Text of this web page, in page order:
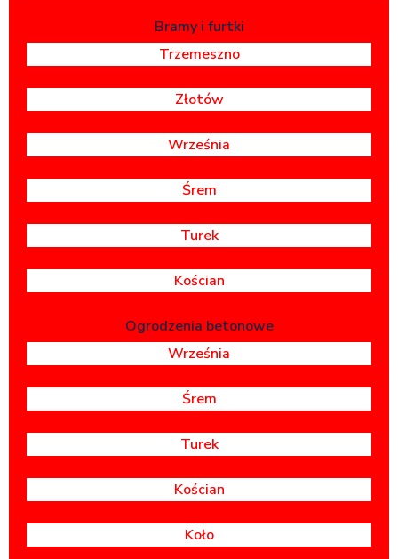
Bramy i furtki
Trzemeszno
Złotów
Września
Śrem
Turek
Kościan
Ogrodzenia betonowe
Września
Śrem
Turek
Kościan
Koło